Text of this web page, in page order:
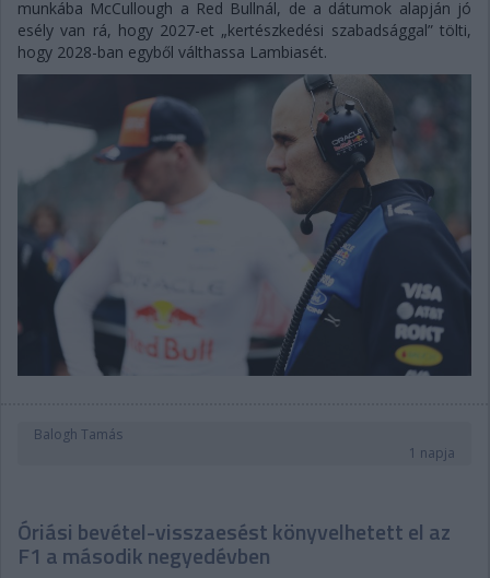
munkába McCullough a Red Bullnál, de a dátumok alapján jó
esély van rá, hogy 2027-et „kertészkedési szabadsággal” tölti,
hogy 2028-ban egyből válthassa Lambiasét.
Balogh Tamás
1 napja
Óriási bevétel-visszaesést könyvelhetett el az
F1 a második negyedévben